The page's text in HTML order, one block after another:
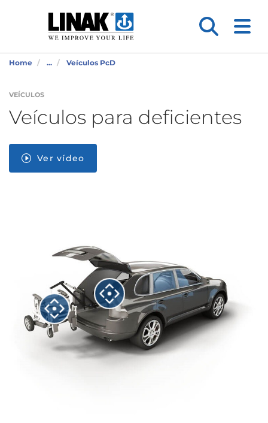
Home ... Veículos PcD
VEÍCULOS
Veículos para deficientes
Ver vídeo